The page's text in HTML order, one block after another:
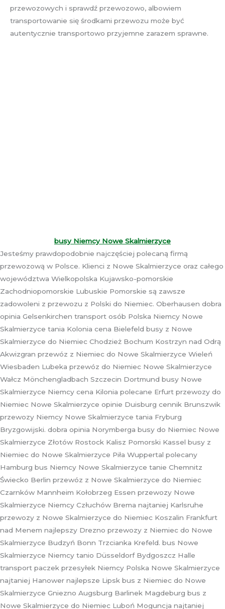
przewozowych i sprawdź przewozowo, albowiem
transportowanie się środkami przewozu może być
autentycznie transportowo przyjemne zarazem sprawne.
busy Niemcy Nowe Skalmierzyce
Jesteśmy prawdopodobnie najczęściej polecaną firmą
przewozową w Polsce. Klienci z Nowe Skalmierzyce oraz całego
województwa Wielkopolska Kujawsko-pomorskie
Zachodniopomorskie Lubuskie Pomorskie są zawsze
zadowoleni z przewozu z Polski do Niemiec. Oberhausen dobra
opinia Gelsenkirchen transport osób Polska Niemcy Nowe
Skalmierzyce tania Kolonia cena Bielefeld busy z Nowe
Skalmierzyce do Niemiec Chodzież Bochum Kostrzyn nad Odrą
Akwizgran przewóz z Niemiec do Nowe Skalmierzyce Wieleń
Wiesbaden Lubeka przewóz do Niemiec Nowe Skalmierzyce
Wałcz Mönchengladbach Szczecin Dortmund busy Nowe
Skalmierzyce Niemcy cena Kilonia polecane Erfurt przewozy do
Niemiec Nowe Skalmierzyce opinie Duisburg cennik Brunszwik
przewozy Niemcy Nowe Skalmierzyce tania Fryburg
Bryzgowijski. dobra opinia Norymberga busy do Niemiec Nowe
Skalmierzyce Złotów Rostock Kalisz Pomorski Kassel busy z
Niemiec do Nowe Skalmierzyce Piła Wuppertal polecany
Hamburg bus Niemcy Nowe Skalmierzyce tanie Chemnitz
Świecko Berlin przewóz z Nowe Skalmierzyce do Niemiec
Czarnków Mannheim Kołobrzeg Essen przewozy Nowe
Skalmierzyce Niemcy Człuchów Brema najtaniej Karlsruhe
przewozy z Nowe Skalmierzyce do Niemiec Koszalin Frankfurt
nad Menem najlepszy Drezno przewozy z Niemiec do Nowe
Skalmierzyce Budzyń Bonn Trzcianka Krefeld. bus Nowe
Skalmierzyce Niemcy tanio Düsseldorf Bydgoszcz Halle
transport paczek przesyłek Niemcy Polska Nowe Skalmierzyce
najtaniej Hanower najlepsze Lipsk bus z Niemiec do Nowe
Skalmierzyce Gniezno Augsburg Barlinek Magdeburg bus z
Nowe Skalmierzyce do Niemiec Luboń Moguncja najtaniej